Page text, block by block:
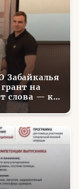
Забайкалья
на
слова — к